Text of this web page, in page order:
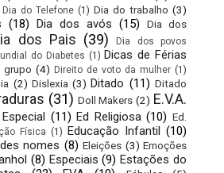
Dia do Telefone (1) Dia do trabalho (3)
(18) Dia dos avós (15)
Dia dos
dos Pais (39)
Dia dos povos
do Diabetes (1) Dicas de Férias
grupo (4) Direito de voto da mulher (1)
(2) Dislexia (3) Ditado (11) Ditado
(31) Doll Makers (2) E.V.A.
(11) Ed Religiosa (10) Ed.
Física (1) Educação Infantil (10)
nomes (8) Eleições (3) Emoções
(8) Especiais (9) Estações do